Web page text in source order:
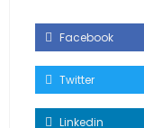
Facebook
Twitter
Linkedin